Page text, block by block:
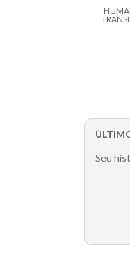
Seu